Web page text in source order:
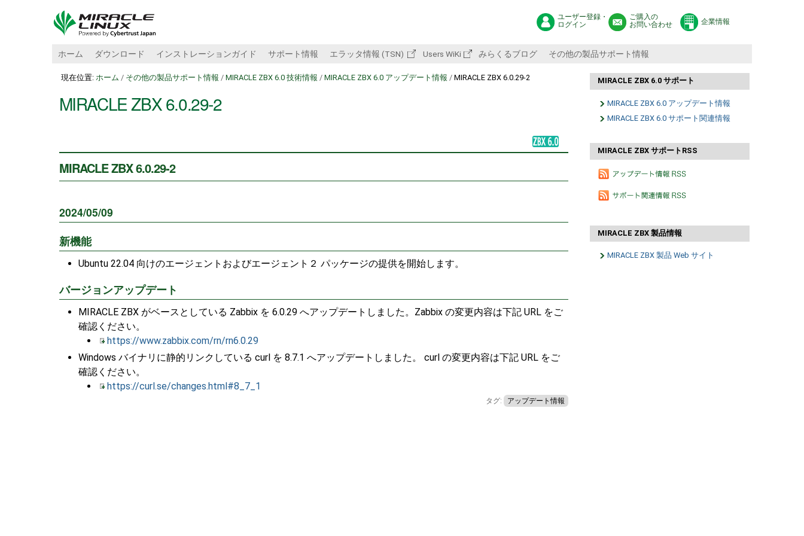
ユーザー登録・
ログイン
ご購入の
お問い合わせ
企業情報
ホーム ダウンロード インストレーションガイド サポート情報 エラッタ情報 (TSN) Users WiKi みらくるブログ その他の製品サポート情報
現在位置: ホーム / その他の製品サポート情報 / MIRACLE ZBX 6.0 技術情報 / MIRACLE ZBX 6.0 アップデート情報 / MIRACLE ZBX 6.0.29-2
MIRACLE ZBX 6.0.29-2
MIRACLE ZBX 6.0.29-2
2024/05/09
新機能
Ubuntu 22.04 向けのエージェントおよびエージェント２ パッケージの提供を開始します。
バージョンアップデート
MIRACLE ZBX がベースとしている Zabbix を 6.0.29 へアップデートしました。Zabbix の変更内容は下記 URL をご
確認ください。
https://www.zabbix.com/rn/rn6.0.29
Windows バイナリに静的リンクしている curl を 8.7.1 へアップデートしました。 curl の変更内容は下記 URL をご
確認ください。
https://curl.se/changes.html#8_7_1
タグ: アップデート情報
MIRACLE ZBX 6.0 サポート
MIRACLE ZBX 6.0 アップデート情報
MIRACLE ZBX 6.0 サポート関連情報
MIRACLE ZBX サポートRSS
MIRACLE ZBX 製品情報
MIRACLE ZBX 製品 Web サイト